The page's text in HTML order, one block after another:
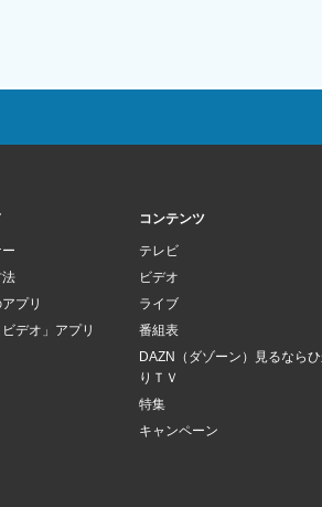
プリ
ビデオ」アプリ
コンテンツ
テレビ
ビデオ
ライブ
番組表
DAZN（ダゾーン）見るなら
りＴＶ
特集
キャンペーン